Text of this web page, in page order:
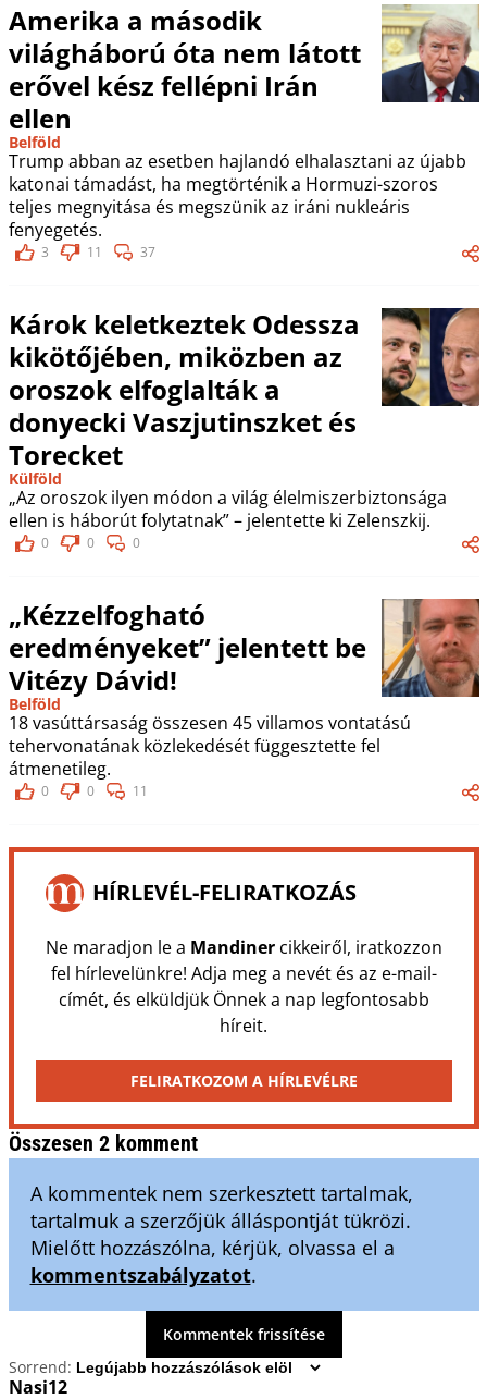
Amerika a második
világháború óta nem látott
erővel kész fellépni Irán
ellen
Belföld
Trump abban az esetben hajlandó elhalasztani az újabb
katonai támadást, ha megtörténik a Hormuzi-szoros
teljes megnyitása és megszünik az iráni nukleáris
fenyegetés.
3 11 37
Károk keletkeztek Odessza
kikötőjében, miközben az
oroszok elfoglalták a
donyecki Vaszjutinszket és
Torecket
Külföld
„Az oroszok ilyen módon a világ élelmiszerbiztonsága
ellen is háborút folytatnak” – jelentette ki Zelenszkij.
0 0 0
„Kézzelfogható
eredményeket” jelentett be
Vitézy Dávid!
Belföld
18 vasúttársaság összesen 45 villamos vontatású
tehervonatának közlekedését függesztette fel
átmenetileg.
0 0 11
HÍRLEVÉL-FELIRATKOZÁS
Ne maradjon le a Mandinercikkeiről, iratkozzon
fel hírlevelünkre! Adja meg a nevét és az e-mail-
címét, és elküldjük Önnek a nap legfontosabb
híreit.
FELIRATKOZOM A HÍRLEVÉLRE
Összesen 2 komment
A kommentek nem szerkesztett tartalmak,
tartalmuk a szerzőjük álláspontját tükrözi.
Mielőtt hozzászólna, kérjük, olvassa el a
kommentszabályzatot.
Kommentek frissítése
Sorrend:
Nasi12